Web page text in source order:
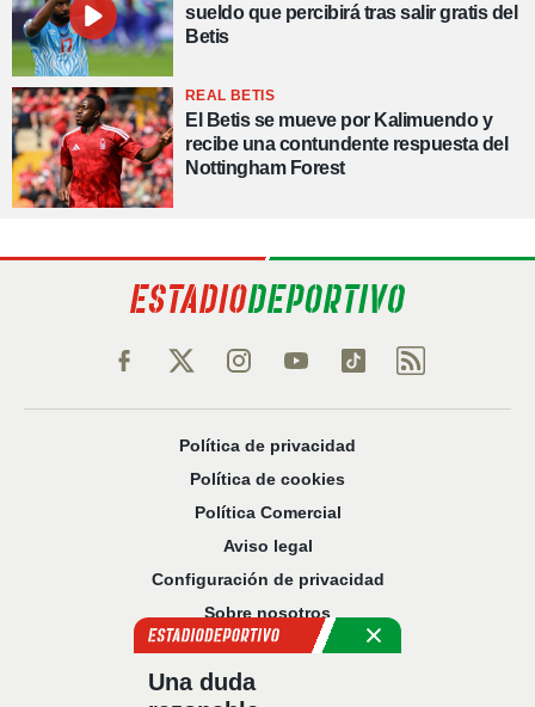
sueldo que percibirá tras salir gratis del
Betis
REAL BETIS
El Betis se mueve por Kalimuendo y
recibe una contundente respuesta del
Nottingham Forest
Política de privacidad
Política de cookies
Política Comercial
Aviso legal
Configuración de privacidad
Sobre nosotros
Código Ético
Una duda